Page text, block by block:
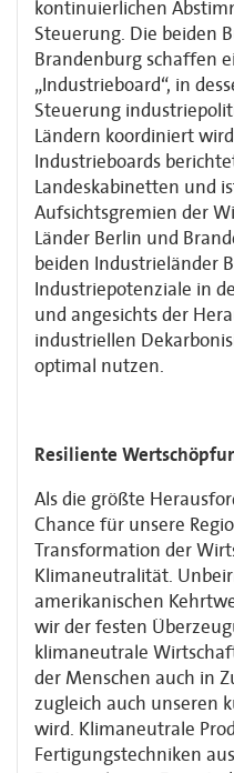
kontinuierlichen
Steuerung. Die beiden
Brandenburg schaffen
„Industrieboard“, in
Steuerung
Ländern koordiniert
Industrieboards
Landeskabinetten und
Aufsichts­gremien der
Länder Berlin und
beiden Industrieländer
Industriepotenziale in
und angesichts der
industriellen
optimal nutzen.
Resiliente
Als die größte
Chance für unsere
Transformation der
Klimaneutralität.
amerikanischen
wir der festen
klimaneutrale
der Menschen auch in
zugleich auch unseren
wird. Klimaneutrale
Fertigungstechniken